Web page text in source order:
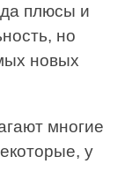
плюсы и
но
новых
многие
у